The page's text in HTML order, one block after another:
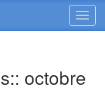
octobre